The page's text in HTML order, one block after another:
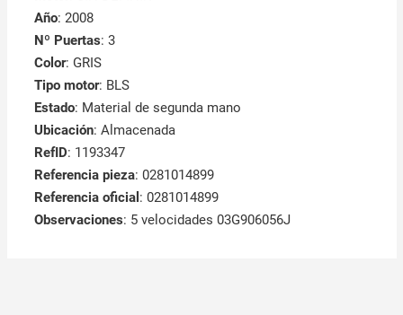
Año: 2008
Nº Puertas: 3
Color: GRIS
Tipo motor: BLS
Estado: Material de segunda mano
Ubicación: Almacenada
RefID: 1193347
Referencia pieza: 0281014899
Referencia oficial : 0281014899
Observaciones: 5 velocidades 03G906056J